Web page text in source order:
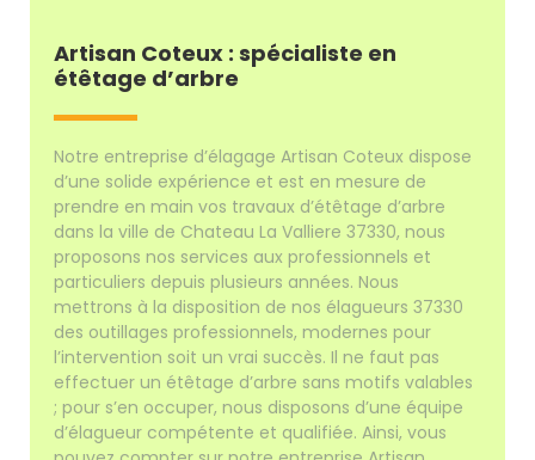
Artisan Coteux : spécialiste en
étêtage d’arbre
Notre entreprise d’élagage Artisan Coteux dispose
d’une solide expérience et est en mesure de
prendre en main vos travaux d’étêtage d’arbre
dans la ville de Chateau La Valliere 37330, nous
proposons nos services aux professionnels et
particuliers depuis plusieurs années. Nous
mettrons à la disposition de nos élagueurs 37330
des outillages professionnels, modernes pour
l’intervention soit un vrai succès. Il ne faut pas
effectuer un étêtage d’arbre sans motifs valables
; pour s’en occuper, nous disposons d’une équipe
d’élagueur compétente et qualifiée. Ainsi, vous